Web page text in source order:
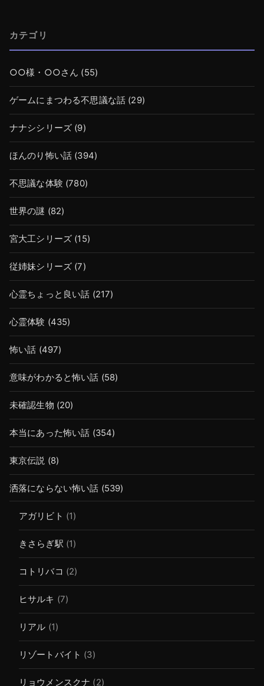
カテゴリ
○○様・○○さん (55)
ゲームにまつわる不思議な話 (29)
ナナシシリーズ (9)
ほんのり怖い話 (394)
不思議な体験 (780)
世界の謎 (82)
宮大工シリーズ (15)
従姉妹シリーズ (7)
心霊ちょっと良い話 (217)
心霊体験 (435)
怖い話 (497)
意味がわかると怖い話 (58)
未確認生物 (20)
本当にあった怖い話 (354)
東京伝説 (8)
洒落にならない怖い話 (539)
アガリビト (1)
きさらぎ駅 (1)
コトリバコ (2)
ヒサルキ (7)
リアル (1)
リゾートバイト (3)
リョウメンスクナ (2)